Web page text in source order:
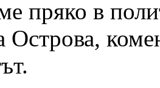
пряко в
Острова,